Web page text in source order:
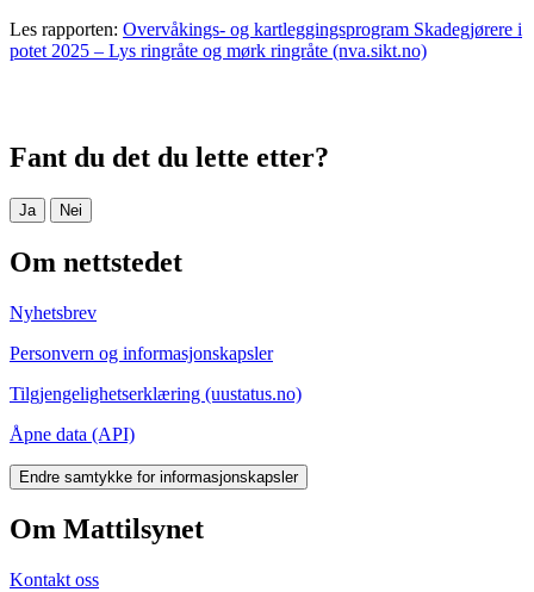
Les rapporten: Overvåkings- og kartleggingsprogram Skadegjørere i
potet 2025 – Lys ringråte og mørk ringråte (nva.sikt.no)
Fant du det du lette etter?
Ja Nei
Om nettstedet
Nyhetsbrev
Personvern og informasjonskapsler
Tilgjengelighetserklæring (uustatus.no)
Åpne data (API)
Endre samtykke for informasjonskapsler
Om Mattilsynet
Kontakt oss